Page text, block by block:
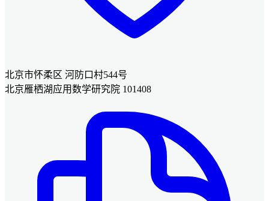
北京市怀柔区 河防口村544号
北京雁栖湖应用数学研究院 101408